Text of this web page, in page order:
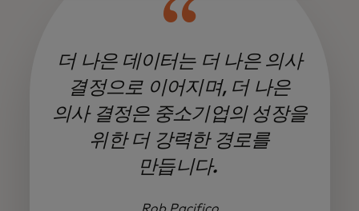
더 나은 데이터는 더 나은 의사
결정으로 이어지며, 더 나은
의사 결정은 중소기업의 성장을
위한 더 강력한 경로를
만듭니다.